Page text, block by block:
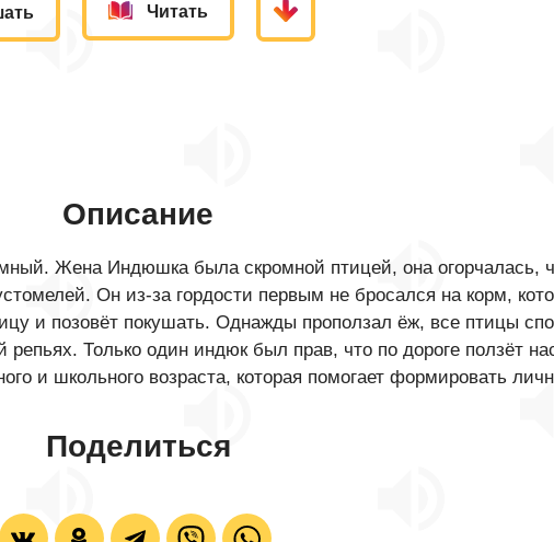
Читать
Описание
Жена Индюшка была скромной птицей, она огорчалась,
Он из-за гордости первым не бросался на корм,
и позовёт покушать. Однажды проползал ёж, все птицы
Только один индюк был прав, что по дороге ползёт
и школьного возраста, которая помогает формировать
Поделиться